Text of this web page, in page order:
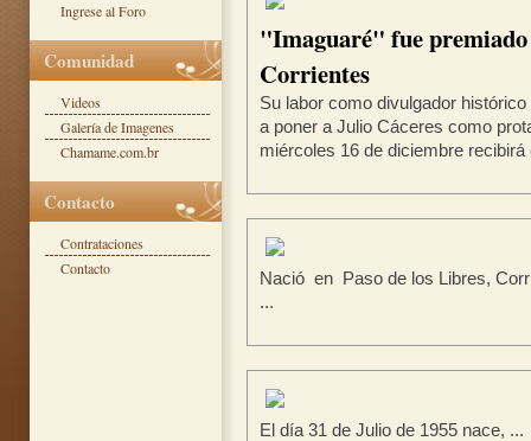
"Imaguaré" fue
Corrientes
Su labor como divulgador
a poner a Julio Cáceres como
miércoles 16 de diciembre recibirá
Nació en Paso de los Libres,
...
El día 31 de Julio de 1955 nace, ...
Ingrese al Foro
Comunidad
Videos
Galería de Imagenes
Chamame.com.br
Contacto
Contrataciones
Contacto